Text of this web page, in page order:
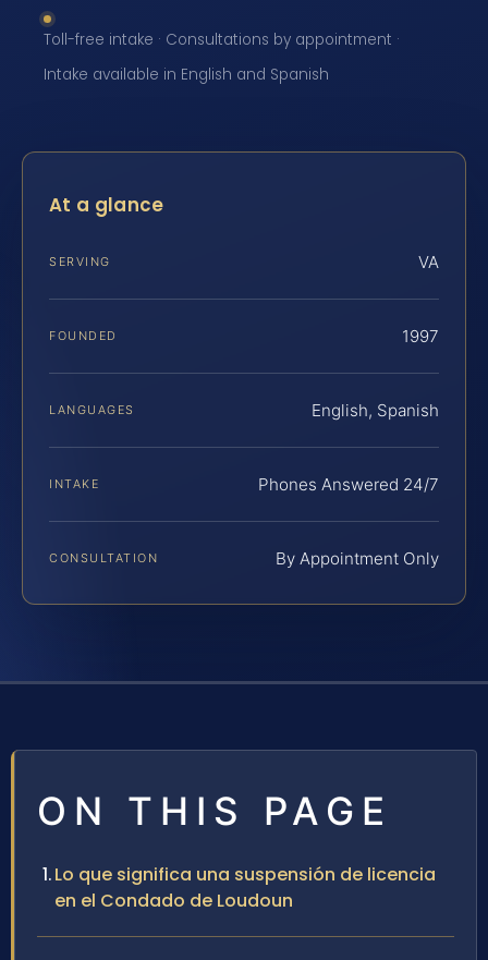
Toll-free intake · Consultations by appointment ·
Intake available in English and Spanish
At a glance
SERVING VA
FOUNDED 1997
LANGUAGES English, Spanish
INTAKE Phones Answered 24/7
CONSULTATION By Appointment Only
ON THIS PAGE
Lo que significa una suspensión de licencia
en el Condado de Loudoun